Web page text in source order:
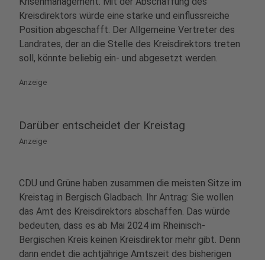
Kreisdirektors würde eine starke und einflussreiche
Position abgeschafft. Der Allgemeine Vertreter des
Landrates, der an die Stelle des Kreisdirektors treten
soll, könnte beliebig ein- und abgesetzt werden.
Anzeige
Darüber entscheidet der Kreistag
Anzeige
CDU und Grüne haben zusammen die meisten Sitze im
Kreistag in Bergisch Gladbach. Ihr Antrag: Sie wollen
das Amt des Kreisdirektors abschaffen. Das würde
bedeuten, dass es ab Mai 2024 im Rheinisch-
Bergischen Kreis keinen Kreisdirektor mehr gibt. Denn
dann endet die achtjährige Amtszeit des bisherigen